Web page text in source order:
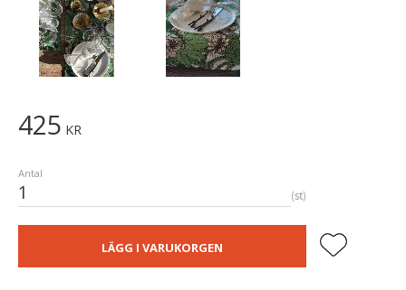
425 KR
Antal
st
LÄGG I VARUKORGEN Lägg till i